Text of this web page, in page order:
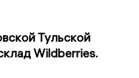
Тульской
Wildberries.